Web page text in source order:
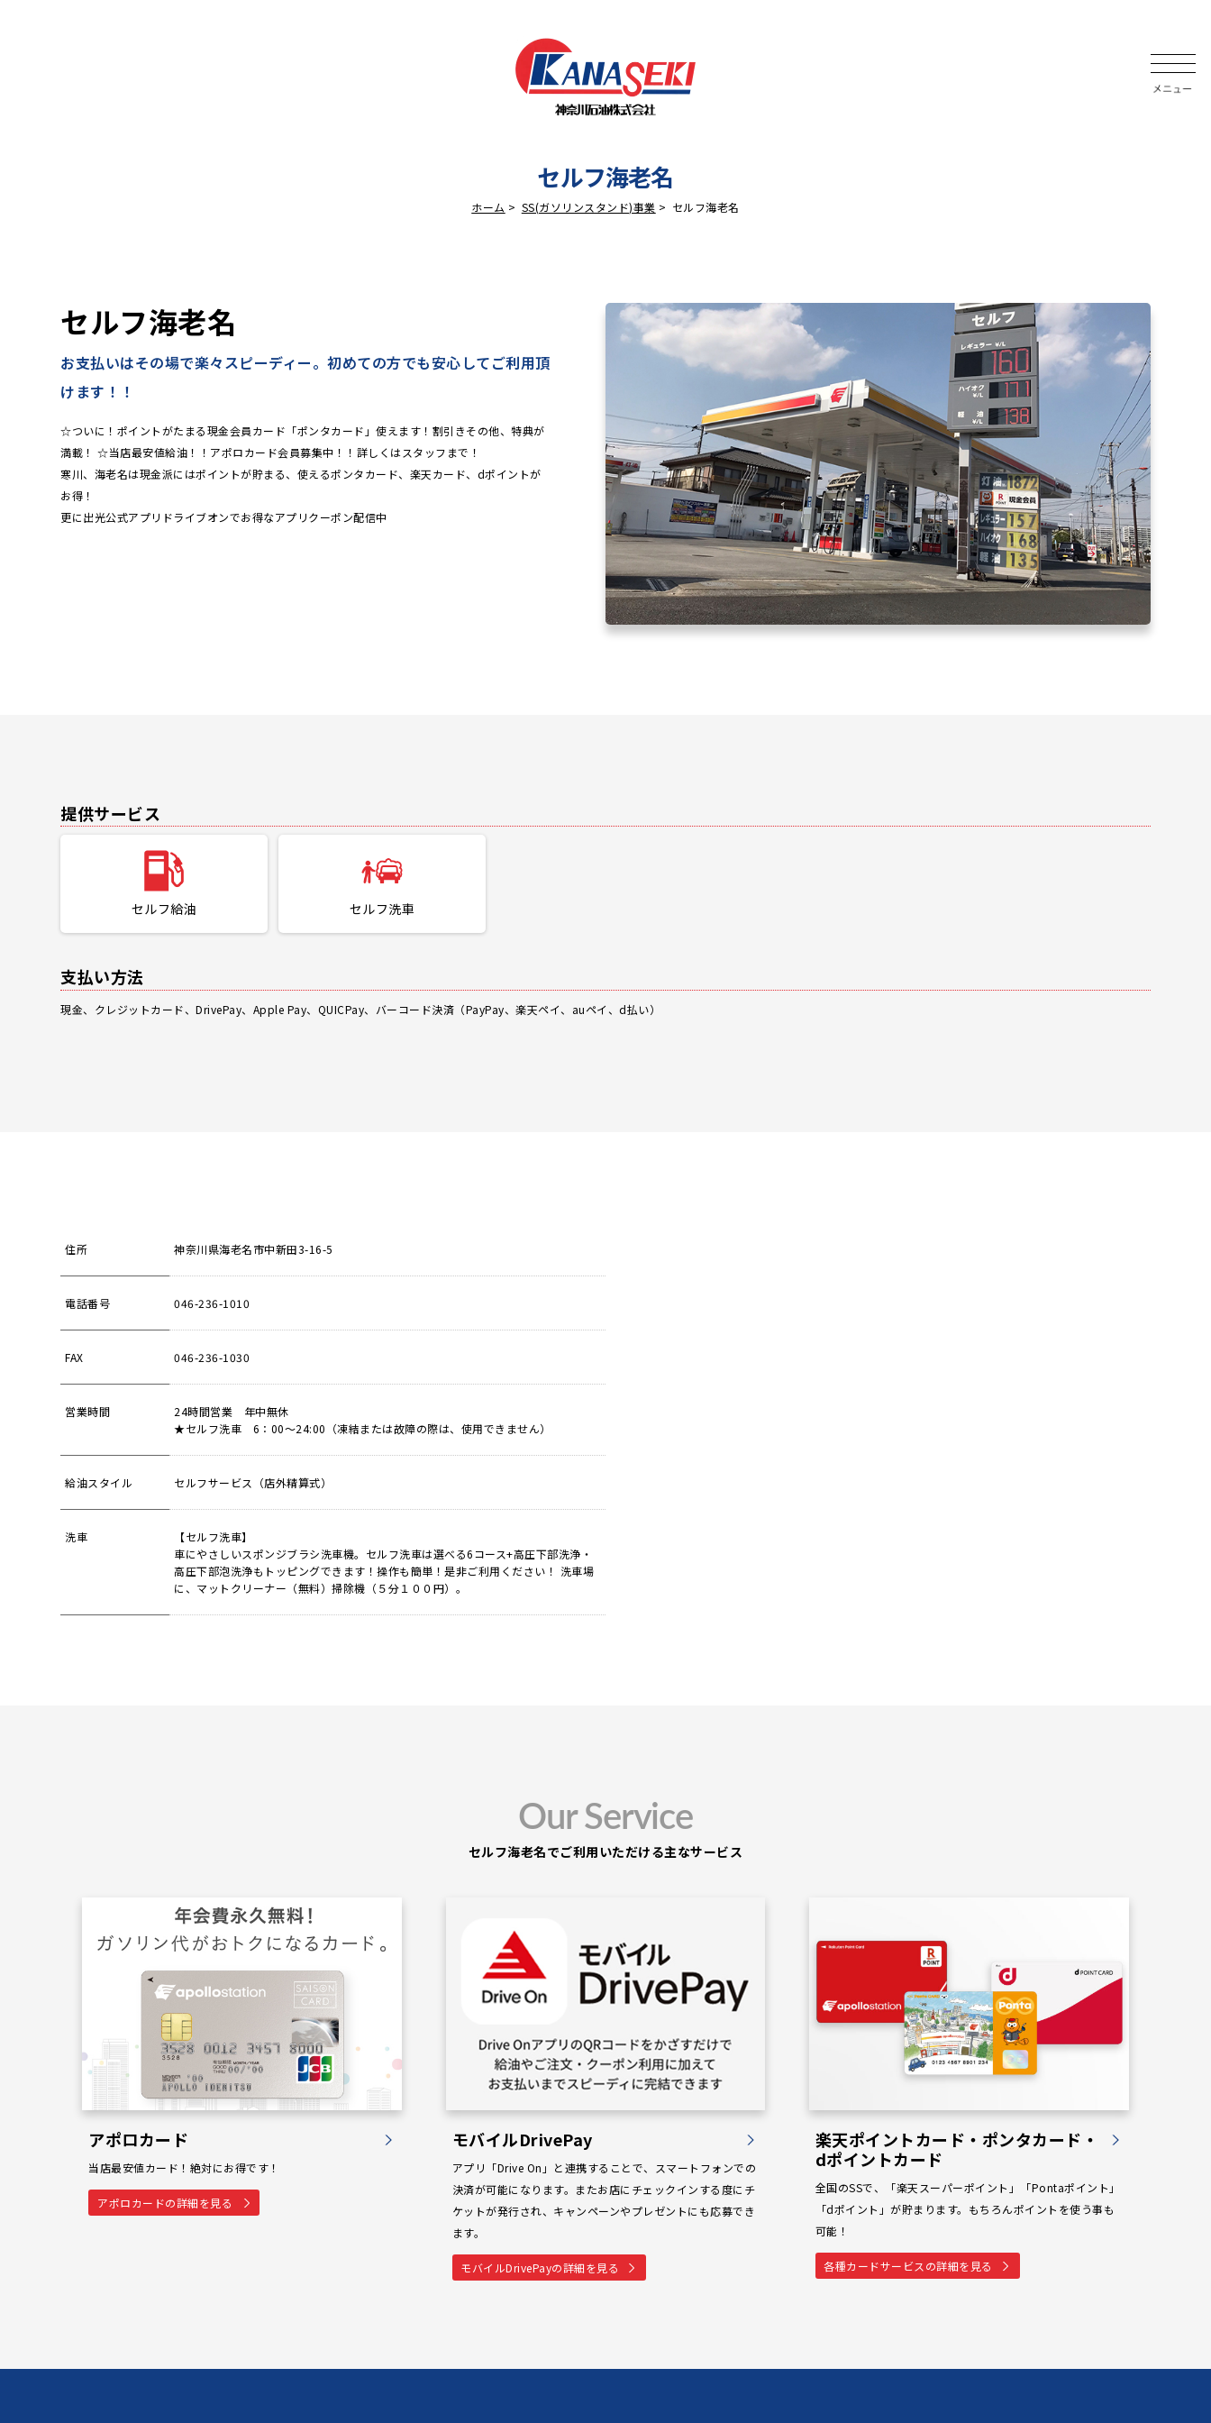
セルフ海老名
ホーム SS(ガソリンスタンド)事業 セルフ海老名
セルフ海老名
お支払いはその場で楽々スピーディー。初めての方でも安心してご利用頂
けます！！
☆ついに！ポイントがたまる現金会員カード「ポンタカード」使えます！割引きその他、特典が
満載！ ☆当店最安値給油！！アポロカード会員募集中！！詳しくはスタッフまで！
寒川、海老名は現金派にはポイントが貯まる、使えるポンタカード、楽天カード、dポイントが
お得！
更に出光公式アプリドライブオンでお得なアプリクーポン配信中
提供サービス
セルフ給油 セルフ洗車
支払い方法
現金、クレジットカード、DrivePay、Apple Pay、QUICPay、バーコード決済（PayPay、楽天ペイ、auペイ、d払い）
住所 神奈川県海老名市中新田3-16-5
電話番号 046-236-1010
FAX 046-236-1030
営業時間
24時間営業 年中無休
★セルフ洗車 6：00～24:00（凍結または故障の際は、使用できません）
給油スタイル セルフサービス（店外精算式）
洗車
【セルフ洗車】
車にやさしいスポンジブラシ洗車機。セルフ洗車は選べる6コース+高圧下部洗浄・
高圧下部泡洗浄もトッピングできます！操作も簡単！是非ご利用ください！ 洗車場
に、マットクリーナー（無料）掃除機（５分１００円）。
セルフ海老名でご利用いただける主なサービス
Our Service
アポロカード
当店最安値カード！絶対にお得です！
アポロカードの詳細を見る
モバイルDrivePay
アプリ「Drive On」と連携することで、スマートフォンでの
決済が可能になります。またお店にチェックインする度にチ
ケットが発行され、キャンペーンやプレゼントにも応募でき
ます。
モバイルDrivePayの詳細を見る
楽天ポイントカード・ポンタカード・
dポイントカード
全国のSSで、「楽天スーパーポイント」「Pontaポイント」
「dポイント」が貯まります。もちろんポイントを使う事も
可能！
各種カードサービスの詳細を見る